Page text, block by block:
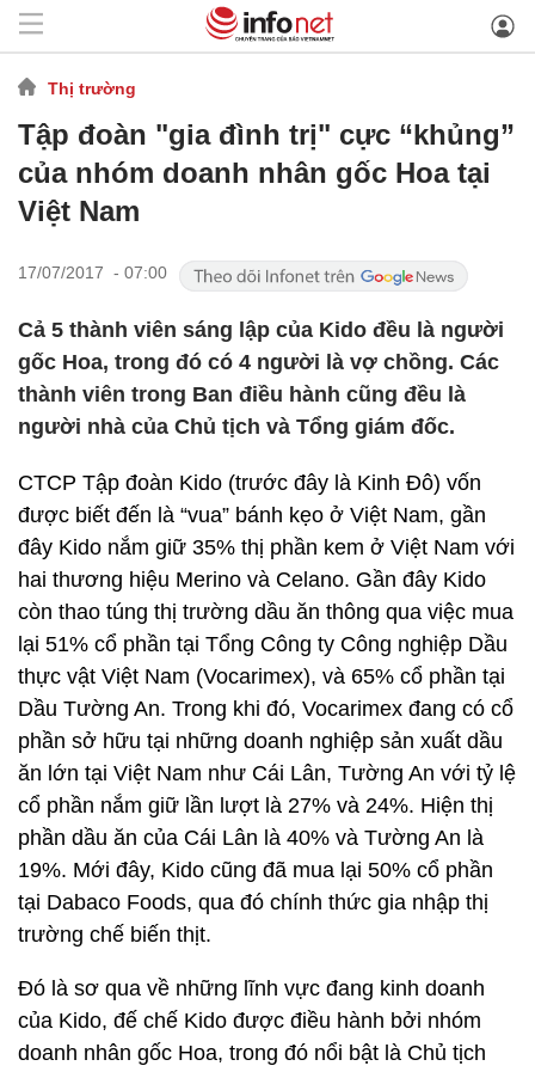
Thị trường
Tập đoàn "gia đình trị" cực “khủng”
của nhóm doanh nhân gốc Hoa tại
Việt Nam
17/07/2017 - 07:00
Cả 5 thành viên sáng lập của Kido đều là người
gốc Hoa, trong đó có 4 người là vợ chồng. Các
thành viên trong Ban điều hành cũng đều là
người nhà của Chủ tịch và Tổng giám đốc.
CTCP Tập đoàn Kido (trước đây là Kinh Đô) vốn
được biết đến là “vua” bánh kẹo ở Việt Nam, gần
đây Kido nắm giữ 35% thị phần kem ở Việt Nam với
hai thương hiệu Merino và Celano. Gần đây Kido
còn thao túng thị trường dầu ăn thông qua việc mua
lại 51% cổ phần tại Tổng Công ty Công nghiệp Dầu
thực vật Việt Nam (Vocarimex), và 65% cổ phần tại
Dầu Tường An. Trong khi đó, Vocarimex đang có cổ
phần sở hữu tại những doanh nghiệp sản xuất dầu
ăn lớn tại Việt Nam như Cái Lân, Tường An với tỷ lệ
cổ phần nắm giữ lần lượt là 27% và 24%. Hiện thị
phần dầu ăn của Cái Lân là 40% và Tường An là
19%. Mới đây, Kido cũng đã mua lại 50% cổ phần
tại Dabaco Foods, qua đó chính thức gia nhập thị
trường chế biến thịt.
Đó là sơ qua về những lĩnh vực đang kinh doanh
của Kido, đế chế Kido được điều hành bởi nhóm
doanh nhân gốc Hoa, trong đó nổi bật là Chủ tịch